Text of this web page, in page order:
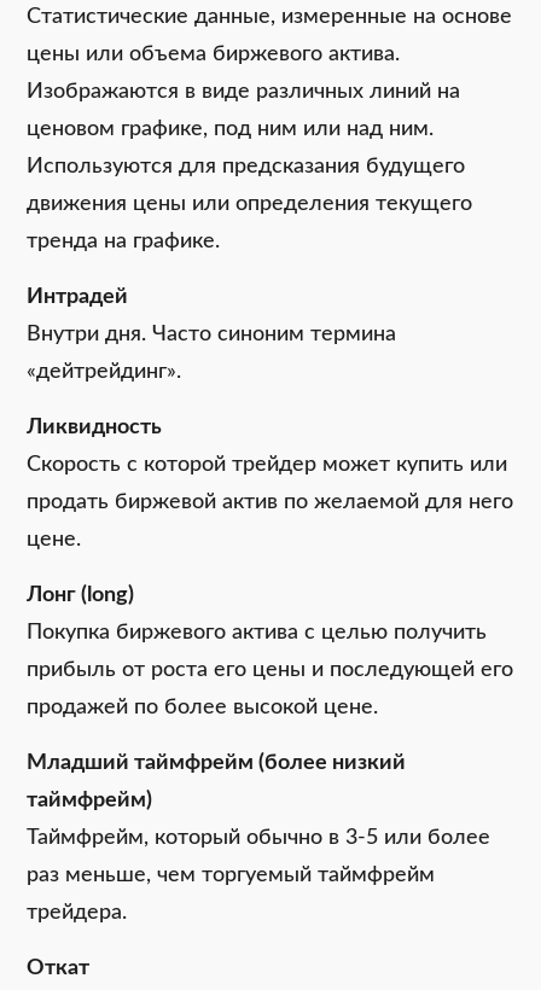
Статистические данные, измеренные на основе
цены или объема биржевого актива.
Изображаются в виде различных линий на
ценовом графике, под ним или над ним.
Используются для предсказания будущего
движения цены или определения текущего
тренда на графике.
Интрадей
Внутри дня. Часто синоним термина
«дейтрейдинг».
Ликвидность
Скорость с которой трейдер может купить или
продать биржевой актив по желаемой для него
цене.
Лонг (long)
Покупка биржевого актива с целью получить
прибыль от роста его цены и последующей его
продажей по более высокой цене.
Младший таймфрейм (более низкий
таймфрейм)
Таймфрейм, который обычно в 3-5 или более
раз меньше, чем торгуемый таймфрейм
трейдера.
Откат